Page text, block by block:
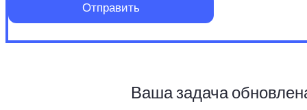
Отправить
Ваша задача